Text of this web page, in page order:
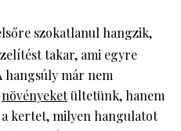
szokatlanul hangzik,
takar, ami egyre
hangsúly már nem
növényeketültetünk, hanem
kertet, milyen hangulatot